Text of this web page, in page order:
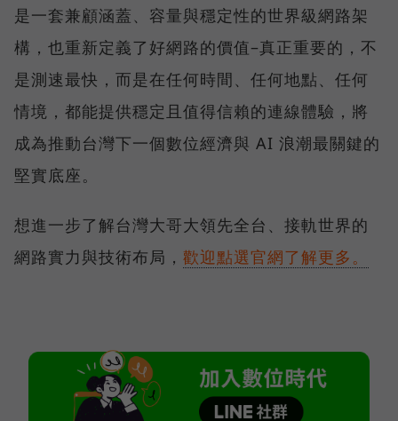
是一套兼顧涵蓋、容量與穩定性的世界級網路架
構，也重新定義了好網路的價值–真正重要的，不
是測速最快，而是在任何時間、任何地點、任何
情境，都能提供穩定且值得信賴的連線體驗，將
成為推動台灣下一個數位經濟與 AI 浪潮最關鍵的
堅實底座。
想進一步了解台灣大哥大領先全台、接軌世界的
網路實力與技術布局， 歡迎點選官網了解更多。